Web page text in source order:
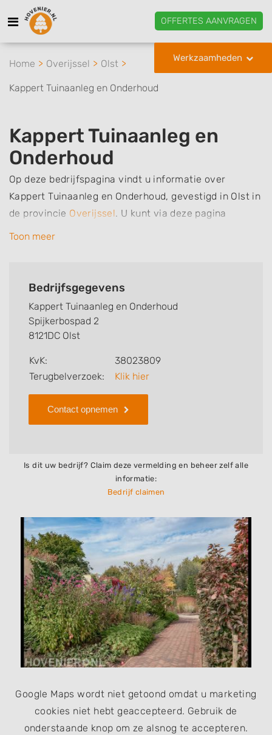
OFFERTES AANVRAGEN
Werkzaamheden
Home Overijssel Olst
Kappert Tuinaanleg en Onderhoud
Kappert Tuinaanleg en
Onderhoud
Op deze bedrijfspagina vindt u informatie over
Kappert Tuinaanleg en Onderhoud, gevestigd in Olst in
de provincie Overijssel. U kunt via deze pagina
eenvoudig contact met het bedrijf opnemen door te
kunt u snel zien welke zaken Kappert Tuinaanleg en
beoordeling of review achterlaten als u al ervaring
heeft met dit bedrijf.
Zoekt u een ander bedrijf? Bekijk dan andere
hoveniers en bedrijven inOlst.
Toon meer
Bedrijfsgegevens
Kappert Tuinaanleg en Onderhoud
Spijkerbospad 2
8121DC Olst
KvK:
38023809
Terugbelverzoek:
Klik hier
Contact opnemen
Is dit uw bedrijf? Claim deze vermelding en beheer zelf alle
informatie:
Bedrijf claimen
Google Maps wordt niet getoond omdat u marketing
cookies niet hebt geaccepteerd. Gebruik de
onderstaande knop om ze alsnog te accepteren.